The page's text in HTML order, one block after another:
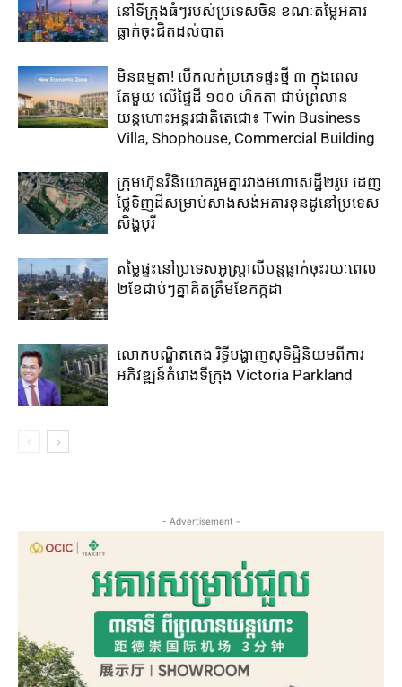
នៅ​ទីក្រុង​ធំៗ​របស់​ប្រទេសចិន ​ខណៈតម្លៃអគារ
ធ្លាក់​ចុះ​ជិត​ដល់​បាត
មិនធម្មតា! បើកលក់ប្រភេទផ្ទះថ្មី ៣ ក្នុងពេល
តែមួយ លើផ្ទៃដី ១០០ ហិកតា ​ជាប់​ព្រលាន
យន្តហោះ​អន្តរជាតិតេជោ៖ ​Twin Business
Villa, Shophouse, Commercial Building
ក្រុមហ៊ុន​វិនិយោគ​រួម​គ្នា​រវាង​មហាសេដ្ឋី២រូប ​ដេញ​
ថ្លៃ​ទិញ​ដី​សម្រាប់​សាងសង់​អគារខុនដូ​នៅ​ប្រទេស​
សិង្ហបុរី​
តម្លៃ​ផ្ទះ​នៅ​ប្រទេស​អូស្ត្រាលី​បន្ត​ធ្លាក់​ចុះ​រយៈ​ពេល​
២​ខែ​ជាប់ៗ​គ្នា​គិត​ត្រឹម​ខែ​កក្កដា​
លោកបណ្ឌិតតេង រិទ្ធីបង្ហាញសុទិដ្ឋិនិយមពីការ
អភិវឌ្ឍន៍គំរោងទីក្រុង Victoria Parkland
- Advertisement -